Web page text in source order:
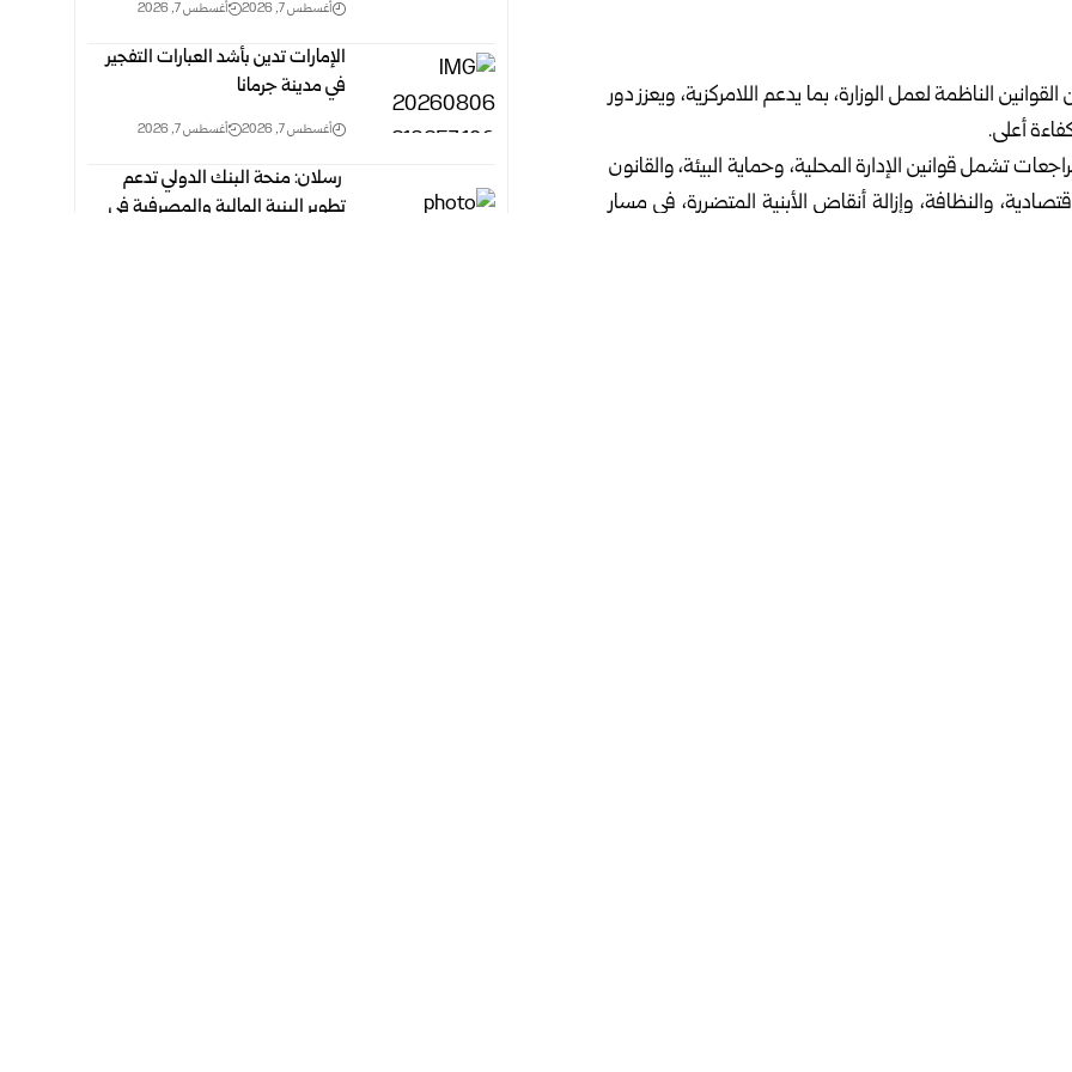
الناظمة لعمل الوزارة، بما يدعم اللامركزية، ويعزز دور
أعلى.
تشمل قوانين الإدارة المحلية، وحماية البيئة، والقانون
والنظافة، وإزالة أنقاض الأبنية المتضررة، في مسار
أغسطس 7, 2026 أغسطس 7, 2026
الإمارات تدين بأشد العبارات التفجير
في مدينة جرمانا
أغسطس 7, 2026 أغسطس 7, 2026
‎ رسلان: منحة البنك الدولي تدعم
تطوير البنية المالية والمصرفية‏ في